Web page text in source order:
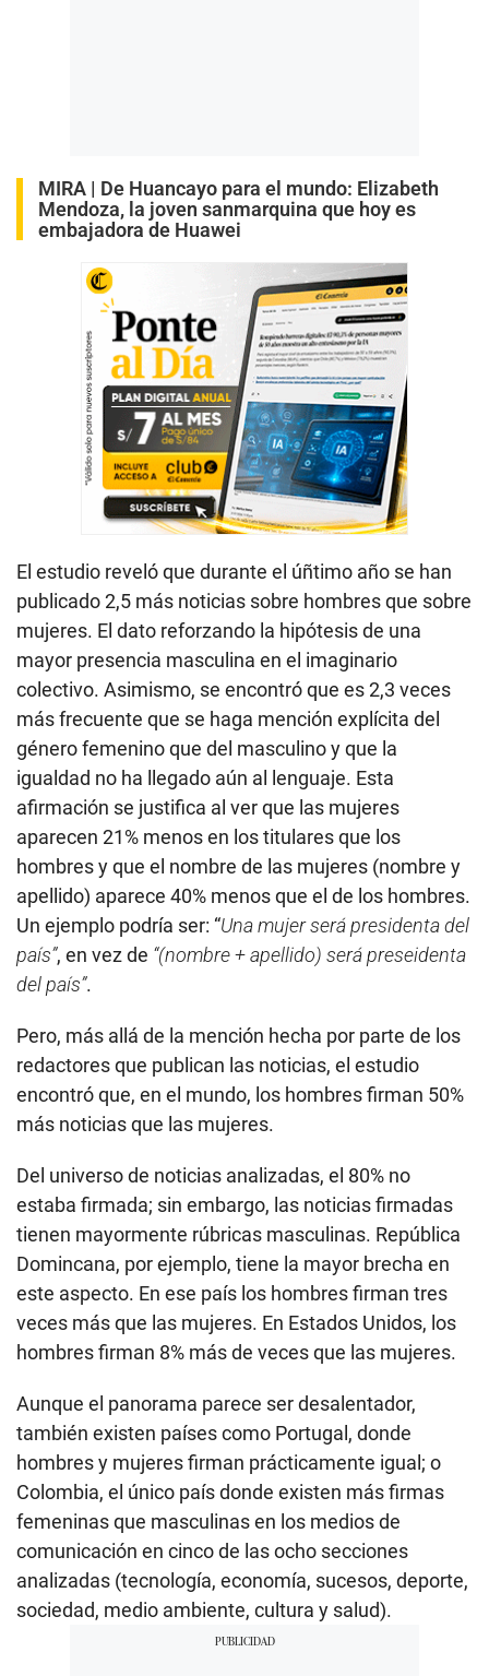
MIRA | De Huancayo para el mundo: Elizabeth
Mendoza, la joven sanmarquina que hoy es
embajadora de Huawei
El estudio reveló que durante el úñtimo año se han
publicado 2,5 más noticias sobre hombres que sobre
mujeres. El dato reforzando la hipótesis de una
mayor presencia masculina en el imaginario
colectivo. Asimismo, se encontró que es 2,3 veces
más frecuente que se haga mención explícita del
género femenino que del masculino y que la
igualdad no ha llegado aún al lenguaje. Esta
afirmación se justifica al ver que las mujeres
aparecen 21% menos en los titulares que los
hombres y que el nombre de las mujeres (nombre y
apellido) aparece 40% menos que el de los hombres.
Un ejemplo podría ser: “Una mujer será presidenta del
país”, en vez de “(nombre + apellido) será preseidenta
del país”.
Pero, más allá de la mención hecha por parte de los
redactores que publican las noticias, el estudio
encontró que, en el mundo, los hombres firman 50%
más noticias que las mujeres.
Del universo de noticias analizadas, el 80% no
estaba firmada; sin embargo, las noticias firmadas
tienen mayormente rúbricas masculinas. República
Domincana, por ejemplo, tiene la mayor brecha en
este aspecto. En ese país los hombres firman tres
veces más que las mujeres. En Estados Unidos, los
hombres firman 8% más de veces que las mujeres.
Aunque el panorama parece ser desalentador,
también existen países como Portugal, donde
hombres y mujeres firman prácticamente igual; o
Colombia, el único país donde existen más firmas
femeninas que masculinas en los medios de
comunicación en cinco de las ocho secciones
analizadas (tecnología, economía, sucesos, deporte,
sociedad, medio ambiente, cultura y salud).